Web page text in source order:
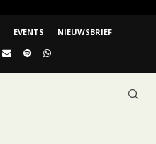
EVENTS NIEUWSBRIEF